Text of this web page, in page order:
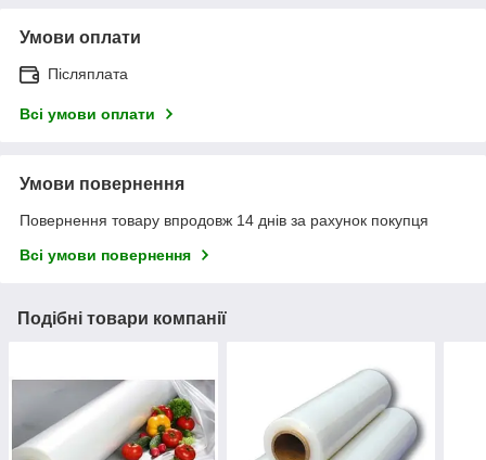
Умови оплати
Післяплата
Всі умови оплати
Умови повернення
Повернення товару впродовж 14 днів за рахунок покупця
Всі умови повернення
Подібні товари компанії